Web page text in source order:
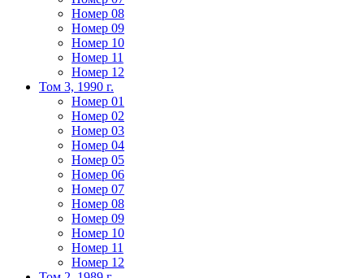
Номер 08
Номер 09
Номер 10
Номер 11
Номер 12
Том 3, 1990 г.
Номер 01
Номер 02
Номер 03
Номер 04
Номер 05
Номер 06
Номер 07
Номер 08
Номер 09
Номер 10
Номер 11
Номер 12